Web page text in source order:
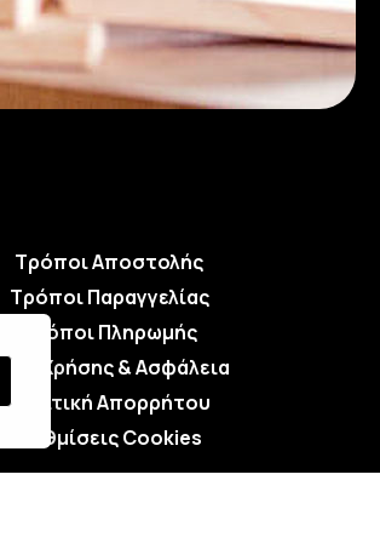
Τρόποι Αποστολής
Τρόποι Παραγγελίας
Τρόποι Πληρωμής
Όροι Χρήσης & Ασφάλεια
Πολιτική Απορρήτου
Ρυθμίσεις Cookies